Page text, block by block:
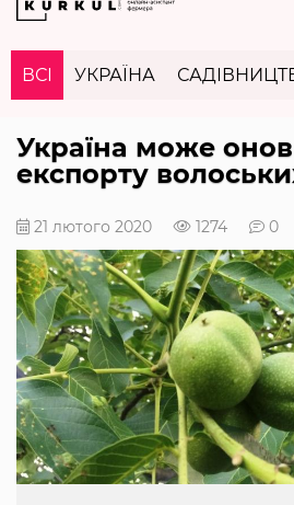
ВСІ УКРАЇНА
Україна може
експорту
21 лютого 2020 1274 0